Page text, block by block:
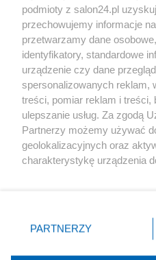
Społeczeństwo
Kultura
X Facebook
podmioty z salon24.pl
przechowujemy informacje
przetwarzamy dane
identyfikatory, standardowe
urządzenie czy dane
spersonalizowanych reklam,
treści, pomiar reklam i treści,
ulepszanie usług. Za zgodą
Partnerzy możemy używać
geolokalizacyjnych oraz
charakterystykę urządzenia
zmienić/wycofać klikając
znajdujący się w lewym
rodzaje przetwarzania
PARTNERZY